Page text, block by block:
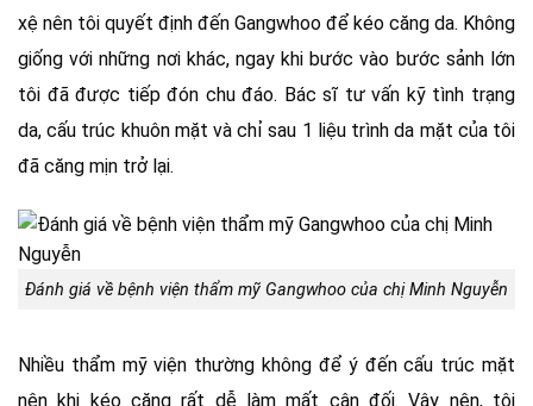
xệ nên tôi quyết định đến Gangwhoo để kéo căng da. Không
giống với những nơi khác, ngay khi bước vào bước sảnh lớn
tôi đã được tiếp đón chu đáo. Bác sĩ tư vấn kỹ tình trạng
da, cấu trúc khuôn mặt và chỉ sau 1 liệu trình da mặt của tôi
đã căng mịn trở lại.
Đánh giá về bệnh viện thẩm mỹ Gangwhoo của chị Minh Nguyễn
Nhiều thẩm mỹ viện thường không để ý đến cấu trúc mặt
nên khi kéo căng rất dễ làm mất cân đối. Vậy nên, tôi